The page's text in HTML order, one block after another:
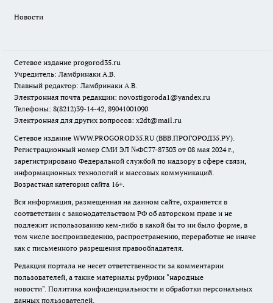
Новости
Сетевое издание progorod35.ru
Учредитель: Ламбринаки А.В.
Главный редактор: Ламбринаки А.В.
Электронная почта редакции: novostigoroda1@yandex.ru
Телефоны: 8(8212)39-14-42, 89041001090
Электронная для других вопросов: x2dt@mail.ru
Сетевое издание WWW.PROGOROD35.RU (ВВВ.ПРОГОРОД35.РУ).
Регистрационный номер СМИ ЭЛ №ФС77-87303 от 08 мая 2024 г.,
зарегистрировано Федеральной службой по надзору в сфере связи,
информационных технологий и массовых коммуникаций.
Возрастная категория сайта 16+.
Вся информация, размещенная на данном сайте, охраняется в
соответствии с законодательством РФ об авторском праве и не
подлежит использованию кем-либо в какой бы то ни было форме, в
том числе воспроизведению, распространению, переработке не иначе
как с письменного разрешения правообладателя.
Редакция портала не несет ответственности за комментарии
пользователей, а также материалы рубрики "народные
новости". Политика конфиденциальности и обработки персональных
данных пользователей.